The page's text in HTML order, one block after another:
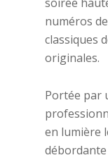
numéros
classiques
originales.
Portée par
en lumière